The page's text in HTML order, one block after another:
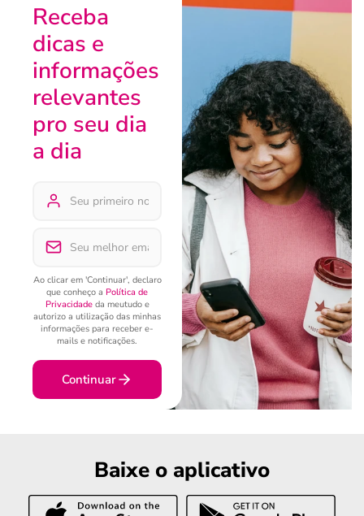
Receba
dicas e
informações
relevantes
pro seu dia
a dia
Ao clicar em 'Continuar', declaro
que conheço a Política de
Privacidadeda meutudo e
autorizo a utilização das minhas
informações para receber e-
mails e notificações.
Continuar
Baixe o aplicativo